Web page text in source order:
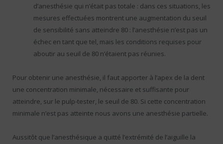
d’anesthésie qui n’était pas totale : dans ces situations, les
mesures effectuées montrent une augmentation du seuil
de sensibilité sans atteindre 80 : l’anesthésie n’est pas un
échec en tant que tel, mais les conditions requises pour
aboutir au seuil de 80 n’étaient pas réunies.
Pour obtenir une anesthésie, il faut apporter à l’apex de la dent
une concentration minimale, nécessaire et suffisante pour
atteindre, sur le pulp-tester, le seuil de 80. Si cette concentration
minimale n’est pas atteinte nous avons une anesthésie partielle.
Aussitôt que l’anesthésique a quitté l’extrémité de l’aiguille la